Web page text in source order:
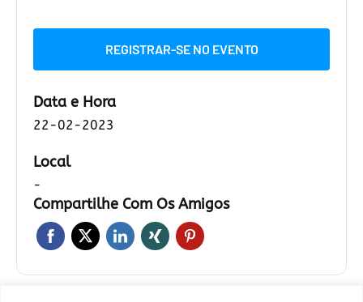
REGISTRAR-SE NO EVENTO
Data e Hora
22-02-2023
Local
-
Compartilhe Com Os Amigos